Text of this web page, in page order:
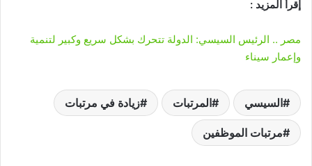
إقرأ المزيد :
مصر .. الرئيس السيسي: الدولة تتحرك بشكل سريع وكبير لتنمية
وإعمار سيناء
السيسي المرتبات زيادة في مرتبات
مرتبات الموظفين